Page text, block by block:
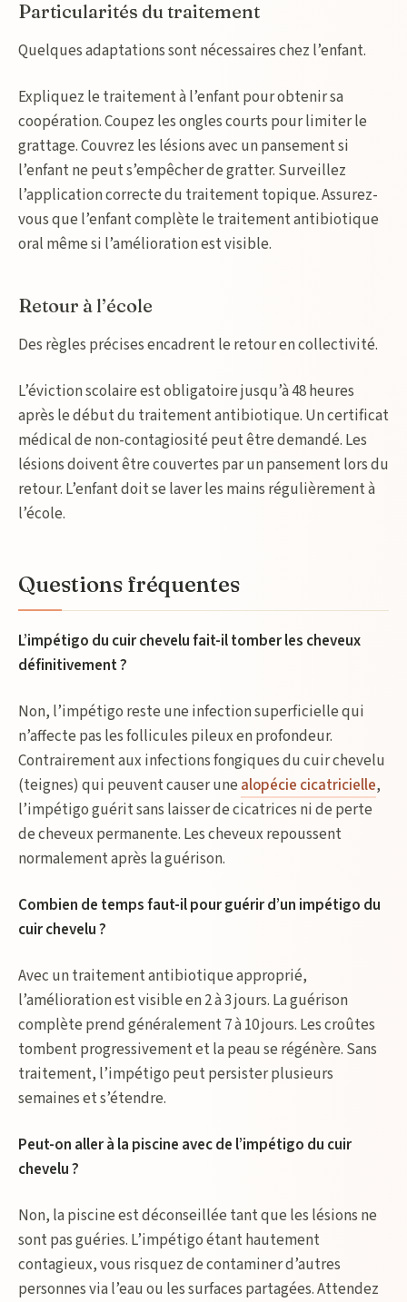
Particularités du traitement
Quelques adaptations sont nécessaires chez l’enfant.
Expliquez le traitement à l’enfant pour obtenir sa
coopération. Coupez les ongles courts pour limiter le
grattage. Couvrez les lésions avec un pansement si
l’enfant ne peut s’empêcher de gratter. Surveillez
l’application correcte du traitement topique. Assurez-
vous que l’enfant complète le traitement antibiotique
oral même si l’amélioration est visible.
Retour à l’école
Des règles précises encadrent le retour en collectivité.
L’éviction scolaire est obligatoire jusqu’à 48 heures
après le début du traitement antibiotique. Un certificat
médical de non-contagiosité peut être demandé. Les
lésions doivent être couvertes par un pansement lors du
retour. L’enfant doit se laver les mains régulièrement à
l’école.
Questions fréquentes
L’impétigo du cuir chevelu fait-il tomber les cheveux
définitivement ?
Non, l’impétigo reste une infection superficielle qui
n’affecte pas les follicules pileux en profondeur.
Contrairement aux infections fongiques du cuir chevelu
(teignes) qui peuvent causer une alopécie cicatricielle,
l’impétigo guérit sans laisser de cicatrices ni de perte
de cheveux permanente. Les cheveux repoussent
normalement après la guérison.
Combien de temps faut-il pour guérir d’un impétigo du
cuir chevelu ?
Avec un traitement antibiotique approprié,
l’amélioration est visible en 2 à 3 jours. La guérison
complète prend généralement 7 à 10 jours. Les croûtes
tombent progressivement et la peau se régénère. Sans
traitement, l’impétigo peut persister plusieurs
semaines et s’étendre.
Peut-on aller à la piscine avec de l’impétigo du cuir
chevelu ?
Non, la piscine est déconseillée tant que les lésions ne
sont pas guéries. L’impétigo étant hautement
contagieux, vous risquez de contaminer d’autres
personnes via l’eau ou les surfaces partagées. Attendez